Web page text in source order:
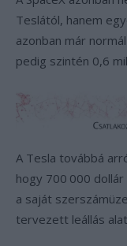
Teslától, hanem
azonban már
pedig szintén 0,6
A Tesla továbbá
hogy 700 000
a saját
tervezett leállás